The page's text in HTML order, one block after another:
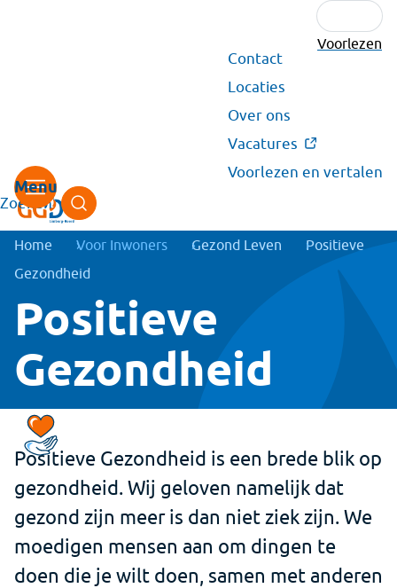
Voorlezen
Secundair
menu
Contact
Locaties
Over ons
Vacatures
Voorlezen en vertalen
Zoeken
Kruimelpad
Home Voor Inwoners Gezond Leven
Positieve
Gezondheid
Positieve
Gezondheid
Positieve Gezondheid is een brede blik op
gezondheid. Wij geloven namelijk dat
gezond zijn meer is dan niet ziek zijn. We
moedigen mensen aan om dingen te
doen die je wilt doen, samen met anderen